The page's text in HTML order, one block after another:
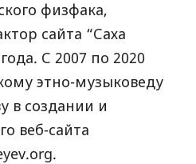
физфака,
сайта “Саха
С 2007 по 2020
этно-музыковеду
в создании и
веб-сайта